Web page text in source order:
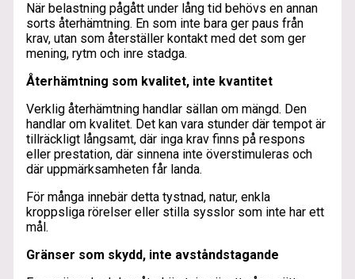
När belastning pågått under lång tid behövs en annan
sorts återhämtning. En som inte bara ger paus från
krav, utan som återställer kontakt med det som ger
mening, rytm och inre stadga.
Återhämtning som kvalitet, inte kvantitet
Verklig återhämtning handlar sällan om mängd. Den
handlar om kvalitet. Det kan vara stunder där tempot är
tillräckligt långsamt, där inga krav finns på respons
eller prestation, där sinnena inte överstimuleras och
där uppmärksamheten får landa.
För många innebär detta tystnad, natur, enkla
kroppsliga rörelser eller stilla sysslor som inte har ett
mål.
Gränser som skydd, inte avståndstagande